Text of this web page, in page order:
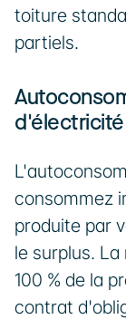
toiture
partiels.
d'électricité
consommez
produite par
le surplus.
100 % de la
contrat